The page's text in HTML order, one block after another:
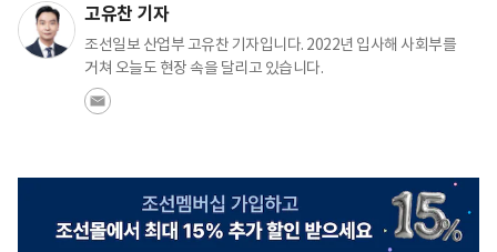
고유찬 기자
조선일보 산업부 고유찬 기자입니다. 2022년 입사해 사회부를
거쳐 오늘도 현장 속을 달리고 있습니다.